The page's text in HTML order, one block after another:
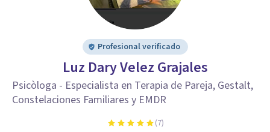
Profesional verificado
Luz Dary Velez Grajales
Psicòloga - Especialista en Terapia de Pareja, Gestalt,
Constelaciones Familiares y EMDR
(7)